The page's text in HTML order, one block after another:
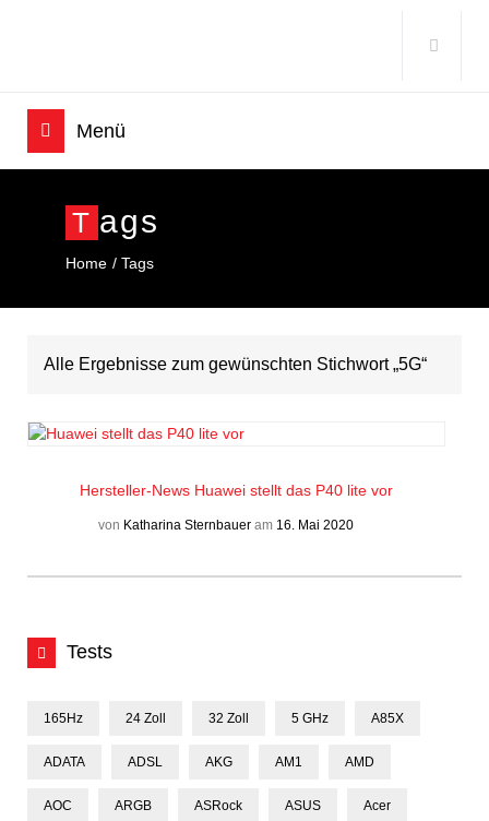
T Ags
Home Tags
Alle Ergebnisse zum gewünschten Stichwort „5G“
Hersteller-News Huawei stellt das P40 lite vor
von Katharina Sternbaueram 16. Mai 2020
Tests
165Hz 24 Zoll 32 Zoll 5 GHz A85X
ADATA ADSL AKG AM1 AMD
AOC ARGB ASRock ASUS Acer